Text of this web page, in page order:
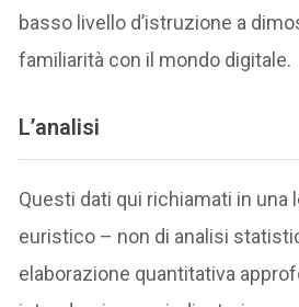
basso livello d’istruzione a
familiarità con il mondo digitale.
L’analisi
Questi dati qui richiamati in una
euristico – non di analisi
elaborazione quantitativa